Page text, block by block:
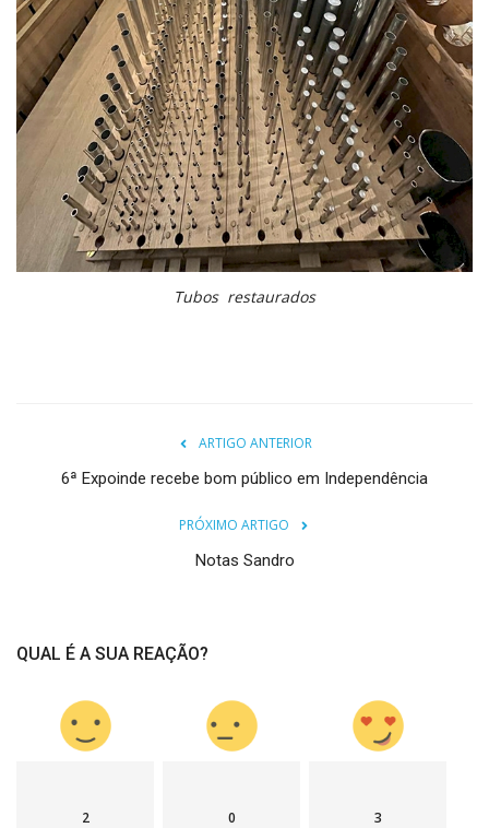
Tubos restaurados
ARTIGO ANTERIOR
6ª Expoinde recebe bom público em Independência
PRÓXIMO ARTIGO
Notas Sandro
QUAL É A SUA REAÇÃO?
2 0 3